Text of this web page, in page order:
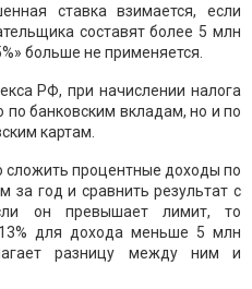
ставка взимается, если
составят более 5 млн
больше не применяется.
РФ, при начислении налога
банковским вкладам, но и по
картам.
сложить процентные доходы по
за год и сравнить результат с
он превышает лимит, то
для дохода меньше 5 млн
разницу между ним и